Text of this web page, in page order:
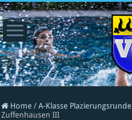
Home / A-Klasse Plazierungsrunde
Zuffenhausen III